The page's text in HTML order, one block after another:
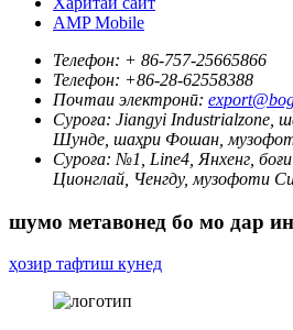
AMP Mobile
Телефон: + 86-757-25665866
Телефон: +86-28-62558388
Почтаи электронӣ:
Суроға: Jiangyi Industrialzone,
Шунде, шаҳри Фошан,
Суроға: №1, Line4, Янхенг,
Ционглай, Ченгду, музофоти
шумо метавонед бо мо дар
ҳозир тафтиш кунед